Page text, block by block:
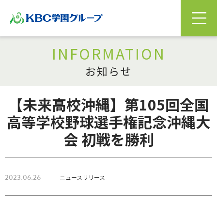
INFORMATION
お知らせ
【未来高校沖縄】第105回全国
高等学校野球選手権記念沖縄大
会 初戦を勝利
2023.06.26 ニュースリリース